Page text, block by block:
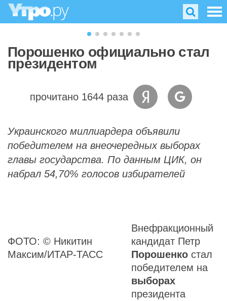
Порошенко официально стал
президентом
прочитано 1644 раза
Украинского миллиардера объявили
победителем на внеочередных выборах
главы государства. По данным ЦИК, он
набрал 54,70% голосов избирателей
ФОТО: © Никитин
Максим/ИТАР-ТАСС
Внефракционный
кандидат Петр
Порошенко стал
победителем на
выборах
президента